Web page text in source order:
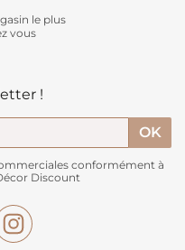
le plus
vous
!
conformément à
Discount